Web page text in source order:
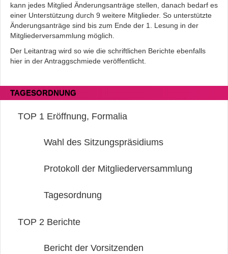
kann jedes Mitglied Änderungsanträge stellen, danach bedarf es
einer Unterstützung durch 9 weitere Mitglieder. So unterstützte
Änderungsanträge sind bis zum Ende der 1. Lesung in der
Mitgliederversammlung möglich.
Der Leitantrag wird so wie die schriftlichen Berichte ebenfalls
hier in der Antraggschmiede veröffentlicht.
TAGESORDNUNG
TOP 1 Eröffnung, Formalia
Wahl des Sitzungspräsidiums
Protokoll der Mitgliederversammlung
Tagesordnung
TOP 2 Berichte
Bericht der Vorsitzenden